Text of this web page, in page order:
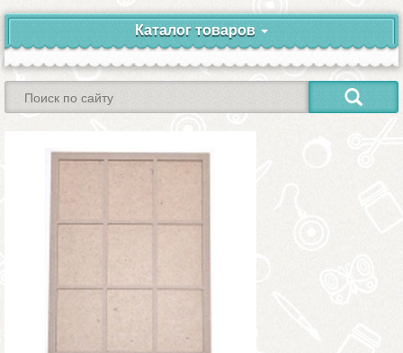
Каталог товаров